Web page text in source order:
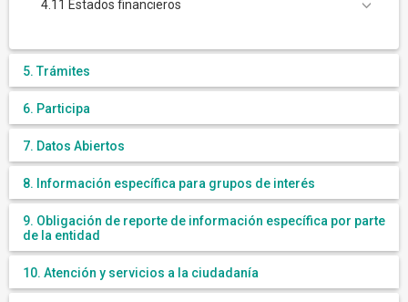
4.11 Estados financieros
5. Trámites
6. Participa
7. Datos Abiertos
8. Información específica para grupos de interés
9. Obligación de reporte de información específica por parte
de la entidad
10. Atención y servicios a la ciudadanía